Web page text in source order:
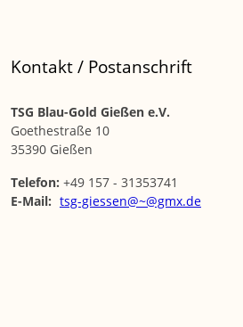
Kontakt / Postanschrift
TSG Blau-Gold Gießen e.V.
Goethestraße 10
35390 Gießen
Telefon: +49 157 - 31353741
E-Mail: tsg-giessen@~@gmx.de